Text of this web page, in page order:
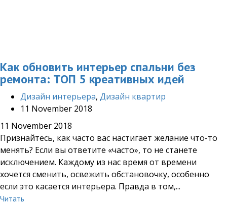
Как обновить интерьер спальни без
ремонта: ТОП 5 креативных идей
Дизайн интерьера, Дизайн квартир
11 November 2018
11 November 2018
Признайтесь, как часто вас настигает желание что-то
менять? Если вы ответите «часто», то не станете
исключением. Каждому из нас время от времени
хочется сменить, освежить обстановочку, особенно
если это касается интерьера. Правда в том,...
Читать